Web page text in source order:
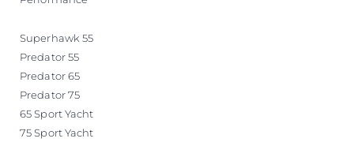
Superhawk 55
Predator 55
Predator 65
Predator 75
65 Sport Yacht
75 Sport Yacht